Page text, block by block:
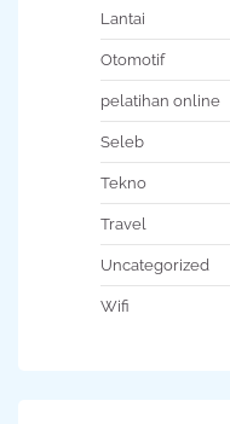
Lantai
Otomotif
pelatihan online
Seleb
Tekno
Travel
Uncategorized
Wifi